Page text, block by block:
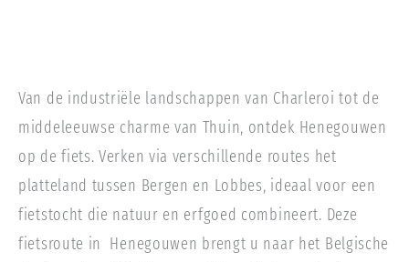
Van de industriële landschappen van Charleroi tot de
middeleeuwse charme van Thuin, ontdek Henegouwen
op de fiets. Verken via verschillende routes het
platteland tussen Bergen en Lobbes, ideaal voor een
fietstocht die natuur en erfgoed combineert. Deze
fietsroute in Henegouwen brengt u naar het Belgische